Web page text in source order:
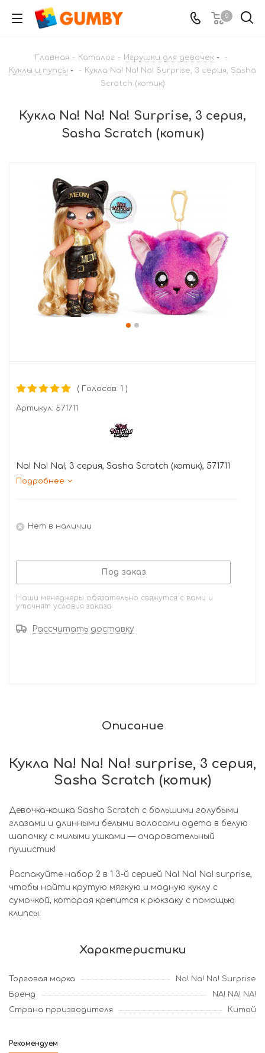
0
Главная - Каталог - Игрушки для девочек
-
Куклы и пупсы
- Кукла Na! Na! Na! Surprise, 3 серия, Sasha
Scratch (котик)
Кукла Na! Na! Na! Surprise, 3 серия,
Sasha Scratch (котик)
( Голосов: 1 )
Артикул: 571711
Na! Na! Na!, 3 серия, Sasha Scratch (котик), 571711
Подробнее
Нет в наличии
Под заказ
Наши менеджеры обязательно свяжутся с вами и
уточнят условия заказа
Рассчитать доставку
Описание
Кукла Na! Na! Na! surprise, 3 серия,
Sasha Scratch (котик)
Девочка-кошка Sasha Scratch с большими голубыми
глазами и длинными белыми волосами одета в белую
шапочку с милыми ушками — очаровательный
пушистик!
Распакуйте набор 2 в 1 3-й серией Na! Na! Na! surprise,
чтобы найти крутую мягкую и модную куклу с
сумочкой, которая крепится к рюкзаку с помощью
клипсы.
Характеристики
Торговая марка
Na! Na! Na! Surprise
Бренд
NA! NA! NA!
Страна производителя
Китай
Рекомендуем